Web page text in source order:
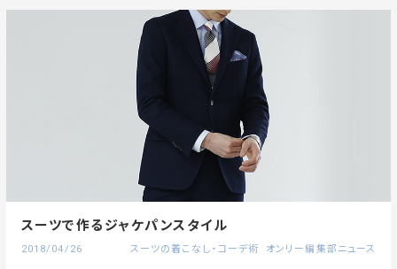
スーツで作るジャケパンスタイル
2018/04/26 オンリー編集部ニュース
スーツの着こなし・コーデ術